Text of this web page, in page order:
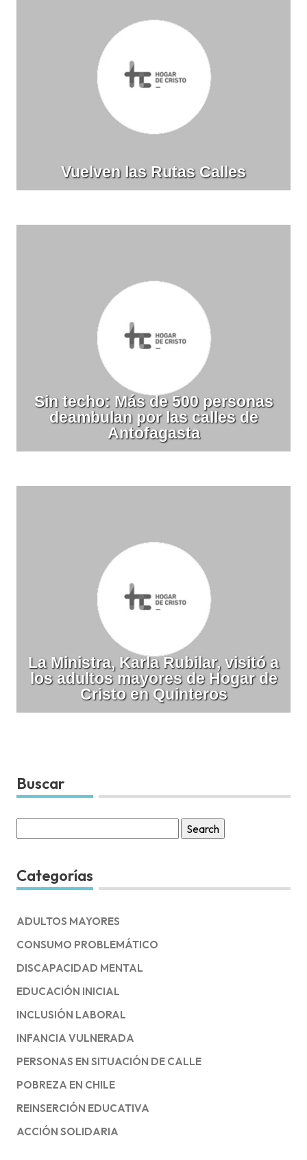
Vuelven las Rutas Calles
Sin techo: Más de 500 personas
deambulan por las calles de
Antofagasta
La Ministra, Karla Rubilar, visitó a
los adultos mayores de Hogar de
Cristo en Quinteros
Buscar
for:
Categorías
ADULTOS MAYORES
CONSUMO PROBLEMÁTICO
DISCAPACIDAD MENTAL
EDUCACIÓN INICIAL
INCLUSIÓN LABORAL
INFANCIA VULNERADA
PERSONAS EN SITUACIÓN DE CALLE
POBREZA EN CHILE
REINSERCIÓN EDUCATIVA
ACCIÓN SOLIDARIA